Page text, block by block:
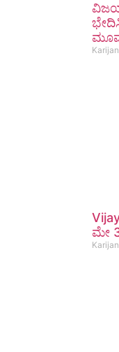
ಮೇ